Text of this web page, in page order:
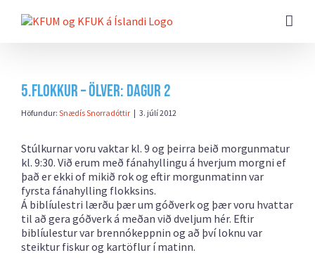
beint
5.flokkur – Ölver: Dagur 2
Höfundur: Snædís Snorradóttir | 3. júlí 2012
Stúlkurnar voru vaktar kl. 9 og þeirra beið morgunmatur
kl. 9:30. Við erum með fánahyllingu á hverjum morgni ef
það er ekki of mikið rok og eftir morgunmatinn var
fyrsta fánahylling flokksins.
Á biblíulestri lærðu þær um góðverk og þær voru hvattar
til að gera góðverk á meðan við dveljum hér. Eftir
biblíulestur var brennókeppnin og að því loknu var
steiktur fiskur og kartöflur í matinn.